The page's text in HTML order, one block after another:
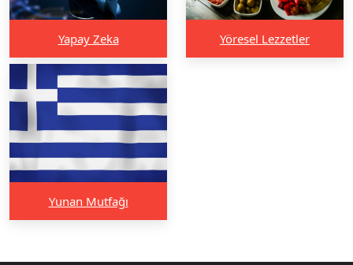
Yapay Zeka Yöresel Lezzetler
Yunan Mutfağı